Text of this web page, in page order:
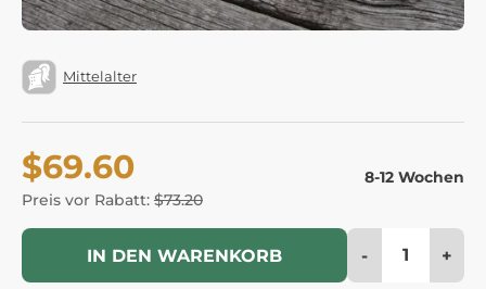
Mittelalter
$69.60
Preis vor Rabatt: $73.20
8-12 Wochen
IN DEN WARENKORB - +